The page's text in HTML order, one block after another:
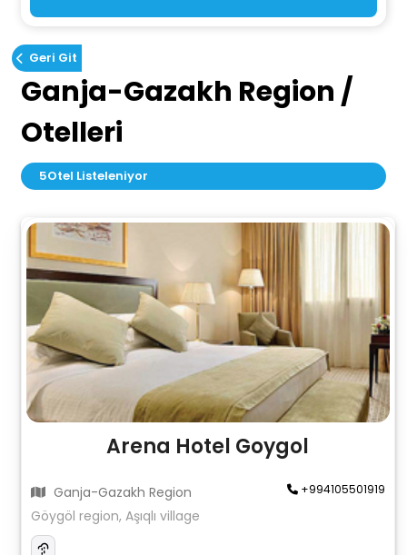
Geri Git
Ganja-Gazakh Region /
Otelleri
5Otel Listeleniyor
Arena Hotel Goygol
Ganja-Gazakh Region +994105501919
Göygöl region, Aşıqlı village